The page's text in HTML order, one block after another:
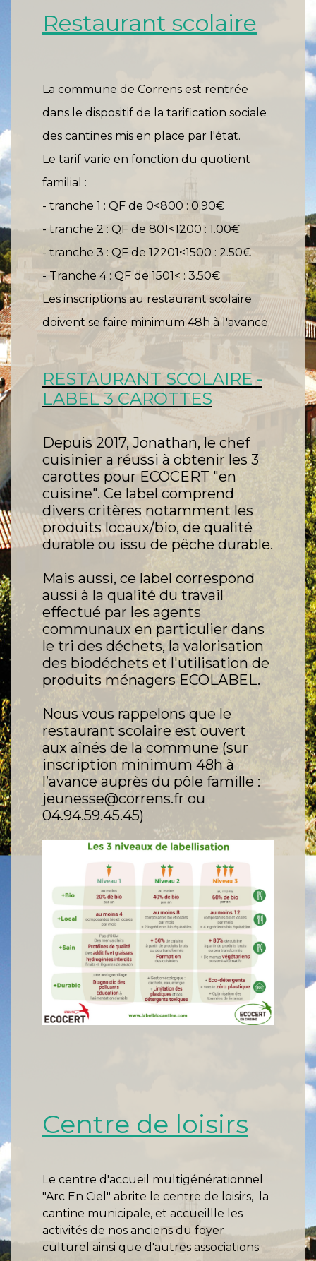
Restaurant scolaire
La commune de Correns est rentrée
dans le dispositif de la tarification sociale
des cantines mis en place par l'état.
Le tarif varie en fonction du quotient
familial :
- tranche 1 : QF de 0<800 : 0.90€
- tranche 2 : QF de 801<1200 : 1.00€
- tranche 3 : QF de 12201<1500 : 2.50€
- Tranche 4 : QF de 1501< : 3.50€
Les inscriptions au restaurant scolaire
doivent se faire minimum 48h à l'avance.
RESTAURANT SCOLAIRE -
LABEL 3 CAROTTES
Depuis 2017, Jonathan, le chef
cuisinier a réussi à obtenir les 3
carottes pour ECOCERT "en
cuisine". Ce label comprend
divers critères notamment les
produits locaux/bio, de qualité
durable ou issu de pêche durable.
Mais aussi, ce label correspond
aussi à la qualité du travail
effectué par les agents
communaux en particulier dans
le tri des déchets, la valorisation
des biodéchets et l'utilisation de
produits ménagers ECOLABEL.
Nous vous rappelons que le
restaurant scolaire est ouvert
aux aînés de la commune (sur
inscription minimum 48h à
l’avance auprès du pôle famille :
jeunesse@correns.fr ou
04.94.59.45.45)
Centre de loisirs
Le centre d'accueil multigénérationnel
"Arc En Ciel" abrite le centre de loisirs, la
cantine municipale, et accueillle les
activités de nos anciens du foyer
culturel ainsi que d'autres associations.